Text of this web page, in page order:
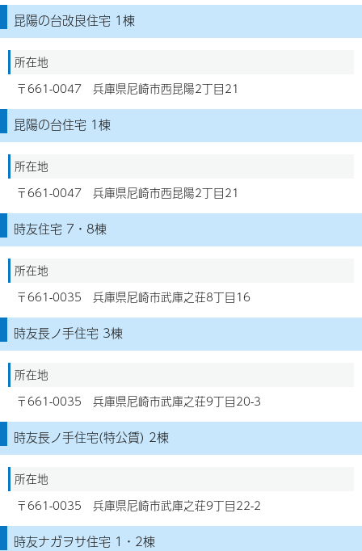
昆陽の台改良住宅 1棟
所在地
〒661-0047 兵庫県尼崎市西昆陽2丁目21
昆陽の台住宅 1棟
所在地
〒661-0047 兵庫県尼崎市西昆陽2丁目21
時友住宅 7・8棟
所在地
〒661-0035 兵庫県尼崎市武庫之荘8丁目16
時友長ノ手住宅 3棟
所在地
〒661-0035 兵庫県尼崎市武庫之荘9丁目20-3
時友長ノ手住宅(特公賃) 2棟
所在地
〒661-0035 兵庫県尼崎市武庫之荘9丁目22-2
時友ナガヲサ住宅 1・2棟